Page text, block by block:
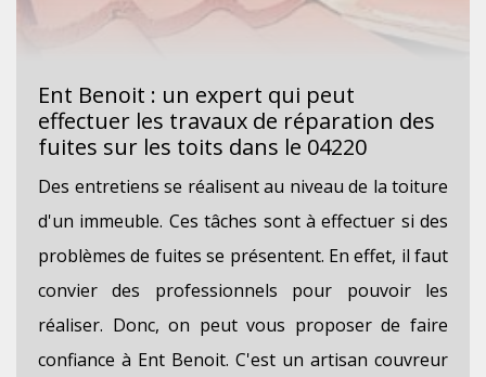
Ent Benoit : un expert qui peut
effectuer les travaux de réparation des
fuites sur les toits dans le 04220
Des entretiens se réalisent au niveau de la toiture
d'un immeuble. Ces tâches sont à effectuer si des
problèmes de fuites se présentent. En effet, il faut
convier des professionnels pour pouvoir les
réaliser. Donc, on peut vous proposer de faire
confiance à Ent Benoit. C'est un artisan couvreur